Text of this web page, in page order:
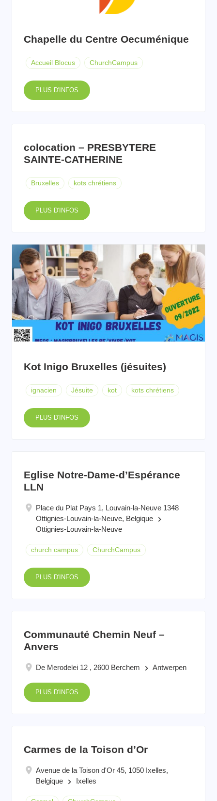
Chapelle du Centre Oecuménique
Accueil Blocus ChurchCampus
PLUS D'INFOS
colocation – PRESBYTERE
SAINTE-CATHERINE
Bruxelles kots chrétiens
PLUS D'INFOS
Kot Inigo Bruxelles (jésuites)
ignacien Jésuite kot kots chrétiens
PLUS D'INFOS
Eglise Notre-Dame-d’Espérance
LLN
Place du Plat Pays 1, Louvain-la-Neuve 1348
Ottignies-Louvain-la-Neuve, Belgique
keyboard_arrow_right
Ottignies-Louvain-la-Neuve
church campus ChurchCampus
PLUS D'INFOS
Communauté Chemin Neuf –
Anvers
De Merodelei 12 , 2600 Berchem keyboard_arrow_right Antwerpen
PLUS D'INFOS
Carmes de la Toison d’Or
Avenue de la Toison d'Or 45, 1050 Ixelles,
Belgique
keyboard_arrow_right Ixelles